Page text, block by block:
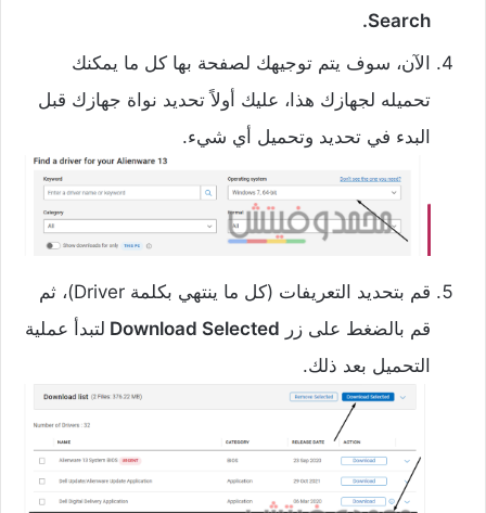
Search.
الآن، سوف يتم توجيهك لصفحة بها كل ما يمكنك
تحميله لجهازك هذا، عليك أولاً تحديد نواة جهازك قبل
البدء في تحديد وتحميل أي شيء.
قم بتحديد التعريفات (كل ما ينتهي بكلمة Driver)، ثم
قم بالضغط على زر Download Selected لتبدأ عملية
التحميل بعد ذلك.